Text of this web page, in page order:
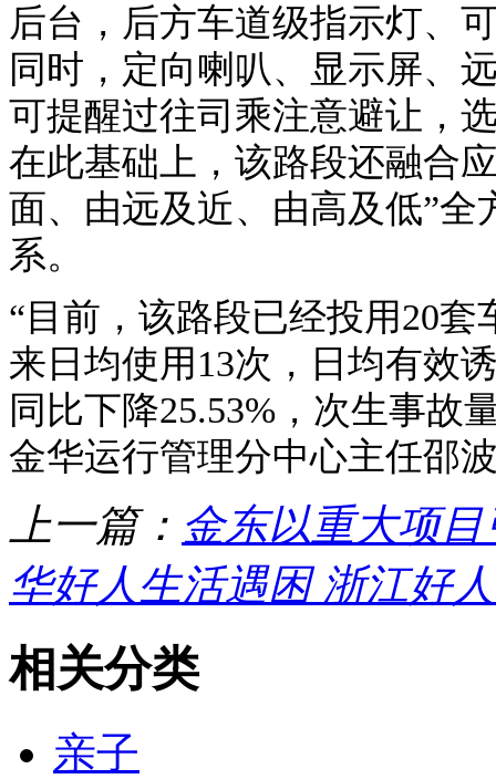
后台，后方车道级指示灯、
同时，定向喇叭、显示屏、
可提醒过往司乘注意避让，
在此基础上，该路段还融合
面、由远及近、由高及低”
系。
“目前，该路段已经投用20
来日均使用13次，日均有效
同比下降25.53%，次生事故
金华运行管理分中心主任邵
上一篇： 金东以重大项
华好人生活遇困 浙江好
相关分类
亲子